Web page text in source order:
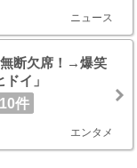
ニュース
断欠席！→爆笑
イ」
10件
エンタメ